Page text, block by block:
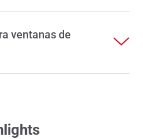
ventanas de